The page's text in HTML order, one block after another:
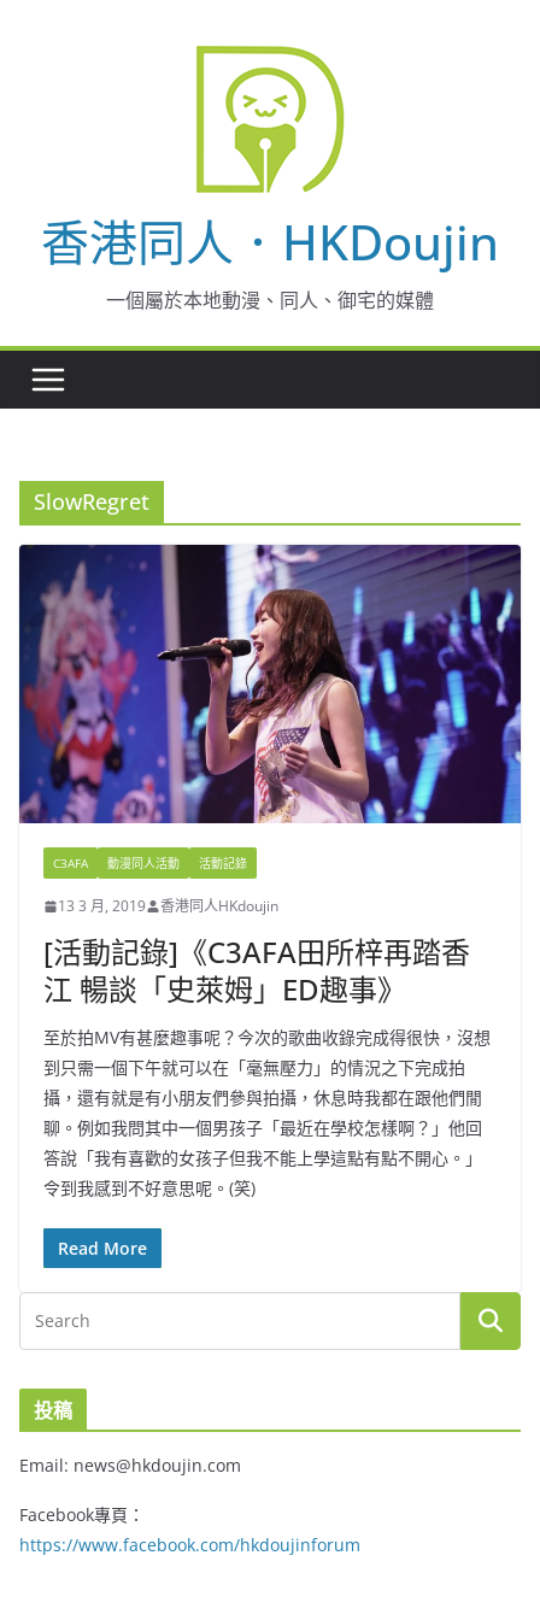
香港同人．HKDoujin
一個屬於本地動漫、同人、御宅的媒體
SlowRegret
C3AFA 動漫同人活動 活動記錄
13 3 月, 2019 香港同人HKdoujin
[活動記錄]《C3AFA田所梓再踏香
江 暢談「史萊姆」ED趣事》
至於拍MV有甚麼趣事呢？今次的歌曲收錄完成得很快，沒想
到只需一個下午就可以在「毫無壓力」的情況之下完成拍
攝，還有就是有小朋友們參與拍攝，休息時我都在跟他們閒
聊。例如我問其中一個男孩子「最近在學校怎樣啊？」他回
答說「我有喜歡的女孩子但我不能上學這點有點不開心。」
令到我感到不好意思呢。(笑)
Read More
投稿
Email: news@hkdoujin.com
Facebook專頁：
https://www.facebook.com/hkdoujinforum